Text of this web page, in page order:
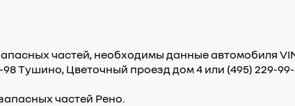
частей, необходимы данные автомобиля
Тушино, Цветочный проезд дом 4 или (495) 229-
частей Рено.